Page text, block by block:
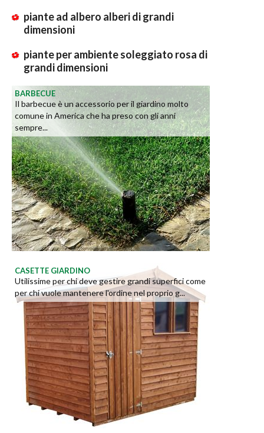
piante ad albero alberi di grandi
dimensioni
piante per ambiente soleggiato rosa di
grandi dimensioni
BARBECUE
Il barbecue è un accessorio per il giardino molto
comune in America che ha preso con gli anni
sempre...
CASETTE GIARDINO
Utilissime per chi deve gestire grandi superfici come
per chi vuole mantenere l'ordine nel proprio g...